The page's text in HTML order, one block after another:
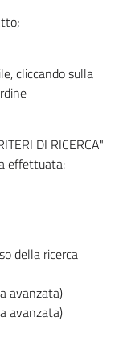
cliccando sulla
DI RICERCA"
effettuata:
della ricerca
avanzata)
avanzata)